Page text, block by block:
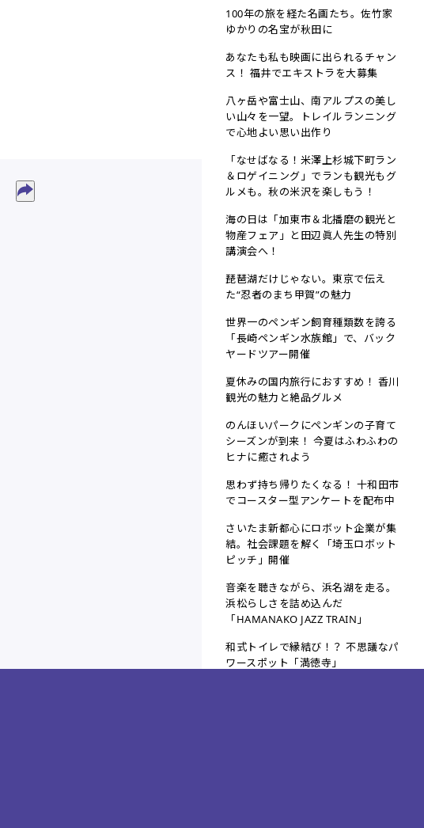
100年の旅を経た名画たち。佐竹家
ゆかりの名宝が秋田に
あなたも私も映画に出られるチャン
ス！ 福井でエキストラを大募集
八ヶ岳や富士山、南アルプスの美し
い山々を一望。トレイルランニング
で心地よい思い出作り
「なせばなる！米澤上杉城下町ラン
＆ロゲイニング」でランも観光もグ
ルメも。秋の米沢を楽しもう！
海の日は「加東市＆北播磨の観光と
物産フェア」と田辺眞人先生の特別
講演会へ！
琵琶湖だけじゃない。東京で伝え
た“忍者のまち甲賀”の魅力
世界一のペンギン飼育種類数を誇る
「長崎ペンギン水族館」で、バック
ヤードツアー開催
夏休みの国内旅行におすすめ！ 香川
観光の魅力と絶品グルメ
のんほいパークにペンギンの子育て
シーズンが到来！ 今夏はふわふわの
ヒナに癒されよう
思わず持ち帰りたくなる！ 十和田市
でコースター型アンケートを配布中
さいたま新都心にロボット企業が集
結。社会課題を解く「埼玉ロボット
ピッチ」開催
音楽を聴きながら、浜名湖を走る。
浜松らしさを詰め込んだ
「HAMANAKO JAZZ TRAIN」
和式トイレで縁結び！？ 不思議なパ
ワースポット「満徳寺」